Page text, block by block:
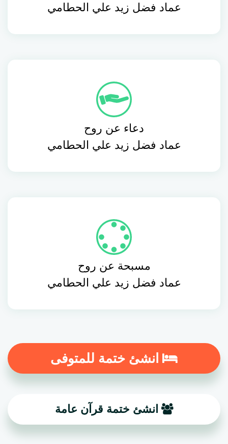
عماد فضل زيد علي الحطامي
دعاء عن روح
عماد فضل زيد علي الحطامي
مسبحة عن روح
عماد فضل زيد علي الحطامي